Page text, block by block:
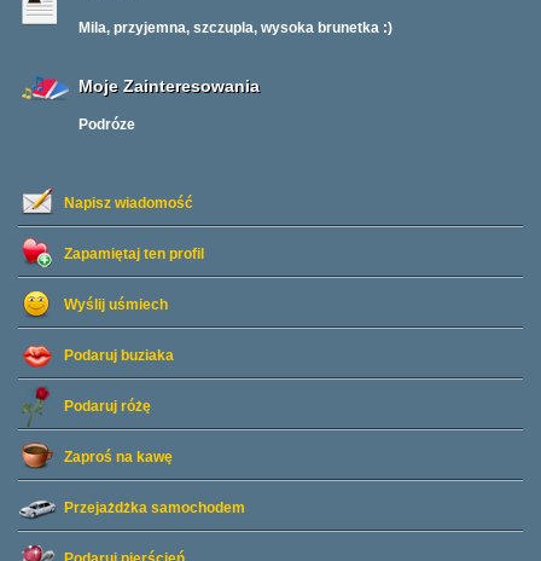
Napisz wiadomość
Zapamiętaj ten profil
Wyślij uśmiech
Podaruj buziaka
Podaruj różę
Zaproś na kawę
Przejażdżka samochodem
Mila, przyjemna, szczupla, wysoka brunetka :)
Moje Zainteresowania
Podróze